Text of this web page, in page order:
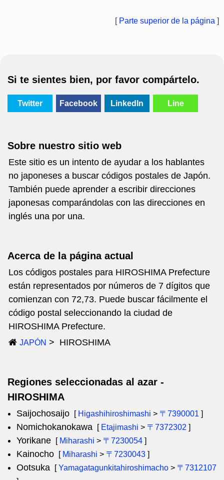
[ Parte superior de la página ]
Si te sientes bien, por favor compártelo.
Twitter Facebook LinkedIn Line
Sobre nuestro sitio web
Este sitio es un intento de ayudar a los hablantes
no japoneses a buscar códigos postales de Japón.
También puede aprender a escribir direcciones
japonesas comparándolas con las direcciones en
inglés una por una.
Acerca de la página actual
Los códigos postales para HIROSHIMA Prefecture
están representados por números de 7 dígitos que
comienzan con 72,73. Puede buscar fácilmente el
código postal seleccionando la ciudad de
HIROSHIMA Prefecture.
JAPÓN HIROSHIMA
Regiones seleccionadas al azar -
HIROSHIMA
Saijochosaijo [ Higashihiroshimashi > 〒7390001 ]
Nomichokanokawa [ Etajimashi > 〒7372302 ]
Yorikane [ Miharashi > 〒7230054 ]
Kainocho [ Miharashi > 〒7230043 ]
Ootsuka [Yamagatagunkitahiroshimacho > 〒7312107